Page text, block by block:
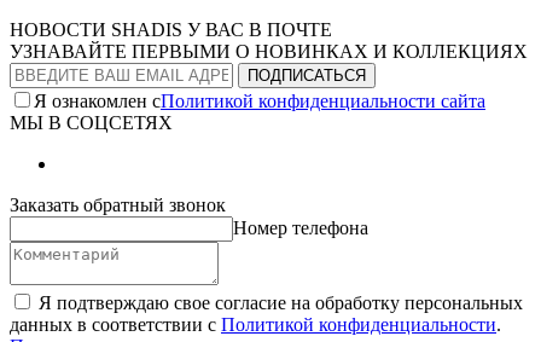
НОВОСТИ SHADIS У ВАС В ПОЧТЕ
УЗНАВАЙТЕ ПЕРВЫМИ О НОВИНКАХ И КОЛЛЕКЦИЯХ
Я ознакомлен сПолитикой конфиденциальности сайта
МЫ В СОЦСЕТЯХ
Заказать обратный звонок
Номер телефона
Я подтверждаю свое согласие на обработку персональных
данных в соответствии с Политикой конфиденциальности.